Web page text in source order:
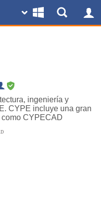
ingeniería y
CYPE incluye una gran
CYPECAD